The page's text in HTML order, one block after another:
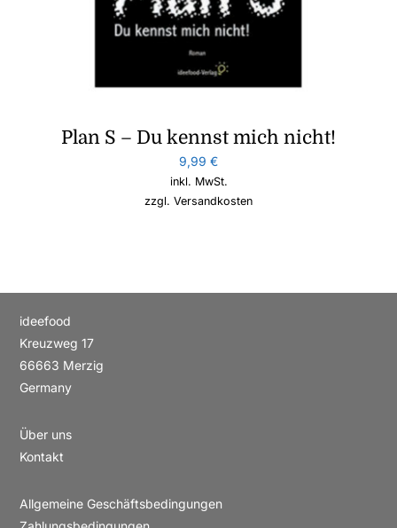
Plan S – Du kennst mich nicht!
9,99 €
inkl. MwSt.
zzgl. Versandkosten
ideefood
Kreuzweg 17
66663 Merzig
Germany
Über uns
Kontakt
Allgemeine Geschäftsbedingungen